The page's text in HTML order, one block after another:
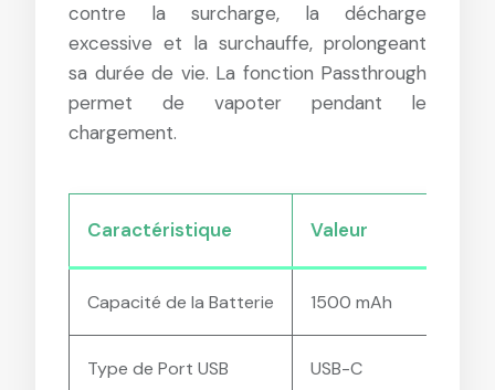
contre la surcharge, la décharge
excessive et la surchauffe, prolongeant
sa durée de vie. La fonction Passthrough
permet de vapoter pendant le
chargement.
Caractéristique Valeur
Capacité de la Batterie 1500 mAh
Type de Port USB USB-C